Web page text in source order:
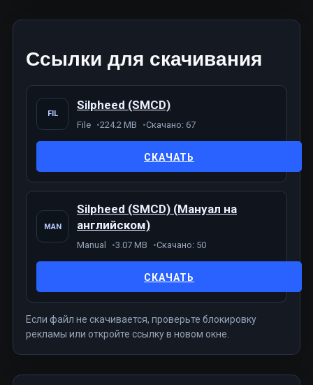
Ссылки для скачивания
FIL
Silpheed (SMCD)
File 224.2 MB Скачано: 67
СКАЧАТЬ
MAN
Silpheed (SMCD) (Мануал на
английском)
Manual 3.07 MB Скачано: 50
СКАЧАТЬ
Если файл не скачивается, проверьте блокировку
рекламы или откройте ссылку в новом окне.